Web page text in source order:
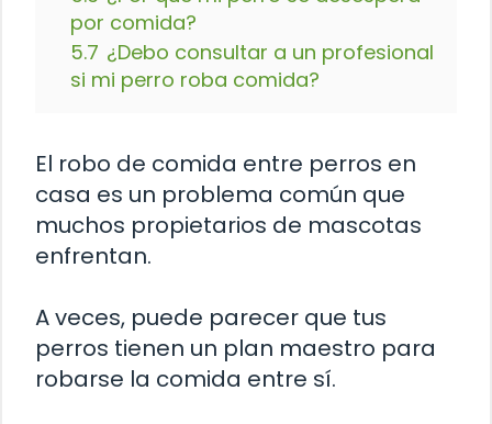
por comida?
5.7 ¿Debo consultar a un profesional
si mi perro roba comida?
El robo de comida entre perros en
casa es un problema común que
muchos propietarios de mascotas
enfrentan.
A veces, puede parecer que tus
perros tienen un plan maestro para
robarse la comida entre sí.